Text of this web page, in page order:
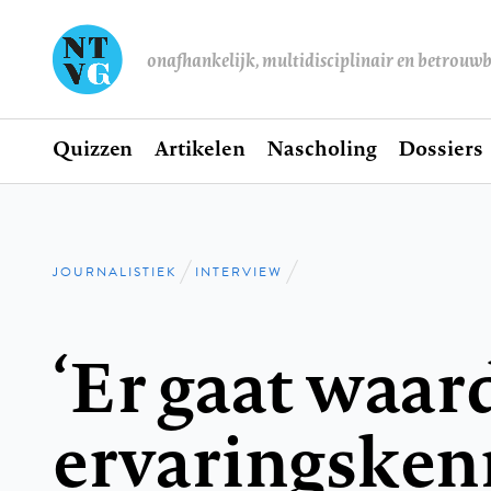
onafhankelijk, multidisciplinair en
Hoofdnavigatie
Home
Quizzen Artikelen Nascholing Dossiers
Kruimelpad
JOURNALISTIEK INTERVIEW
‘Er gaat